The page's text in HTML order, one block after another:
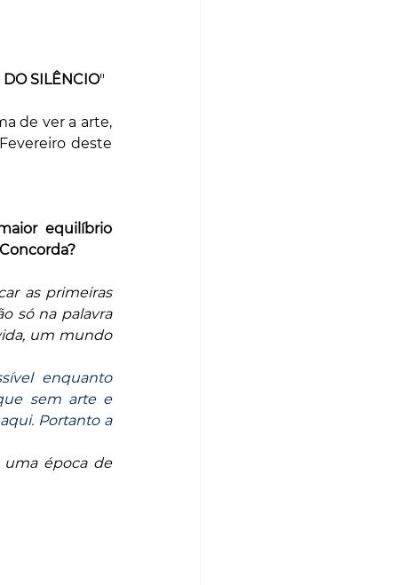
SILÊNCIO"
de ver a arte,
deste
equilíbrio
as primeiras
só na palavra
um mundo
enquanto
sem arte e
Portanto a
uma época de